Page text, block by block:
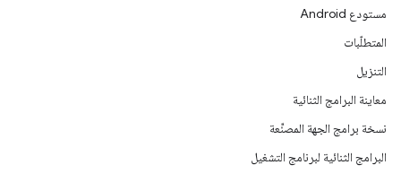
مستودع Android
المتطلّبات
التنزيل
معاينة البرامج الثنائية
نسخة برامج الجهة المصنِّعة
البرامج الثنائية لبرنامج التشغيل